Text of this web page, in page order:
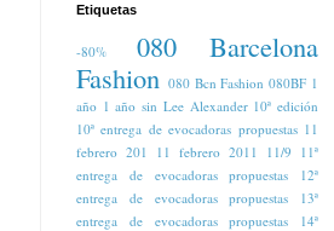
Etiquetas
-80%
080 Barcelona
Fashion 080 Bcn Fashion 080BF 1
año 1 año sin Lee Alexander 10ª edición
10ª entrega de evocadoras propuestas 11
febrero 201
11 febrero 2011 11/9
11ª
entrega de evocadoras propuestas
12ª
entrega de evocadoras propuestas
13ª
entrega de evocadoras propuestas
14ª